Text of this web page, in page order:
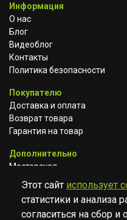
Информация
О нас
Блог
Видеоблог
Контакты
Политика безопасности
Покупателю
Доставка и оплата
Возврат товара
Гарантия на товар
Дополнительно
Мастерская
Сотрудничество
Этот сайт использует
статистики и анализа
согласиться на сбор и